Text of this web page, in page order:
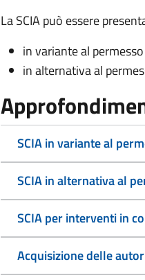
La SCIA può essere
in variante al
in alternativa al
SCIA in variante al
SCIA in alternativa al
SCIA per interventi in
Acquisizione delle